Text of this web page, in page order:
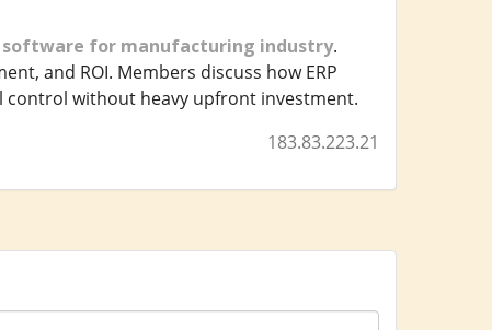
software for manufacturing industry.
and ROI. Members discuss how ERP
control without heavy upfront investment.
183.83.223.21